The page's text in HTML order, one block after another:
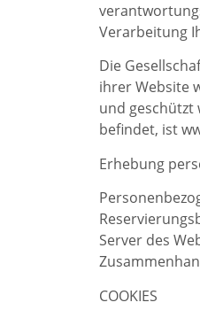
Verarbeitung
Die
ihrer Website
und geschützt
befindet, ist
Erhebung
Server des
COOKIES